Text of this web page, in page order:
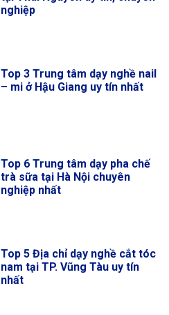
nghiệp
Top 3 Trung tâm dạy nghề nail
– mi ở Hậu Giang uy tín nhất
Top 6 Trung tâm dạy pha chế
trà sữa tại Hà Nội chuyên
nghiệp nhất
Top 5 Địa chỉ dạy nghề cắt tóc
nam tại TP. Vũng Tàu uy tín
nhất